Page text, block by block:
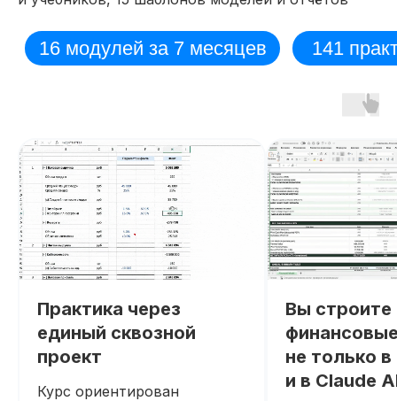
Практика через
единый сквозной
проект
Курс ориентирован
Вы строите
не только
и в Claude